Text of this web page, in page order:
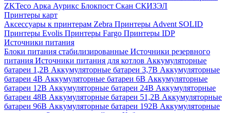
ZKTeco Арка Аурикс Блокпост Скан СКИЗЭЛ
Принтеры карт
Аксессуары к принтерам Zebra Принтеры Advent SOLID
Принтеры Evolis Принтеры Fargo Принтеры IDP
Источники питания
Блоки питания стабилизированные Источники резервного
питания Источники питания для котлов Аккумуляторные
батареи 1,2В Аккумуляторные батареи 3,7В Аккумуляторные
батареи 4В Аккумуляторные батареи 6В Аккумуляторные
батареи 12В Аккумуляторные батареи 24В Аккумуляторные
батареи 48В Аккумуляторные батареи 51,2В Аккумуляторные
батареи 96В Аккумуляторные батареи 192В Аккумуляторные